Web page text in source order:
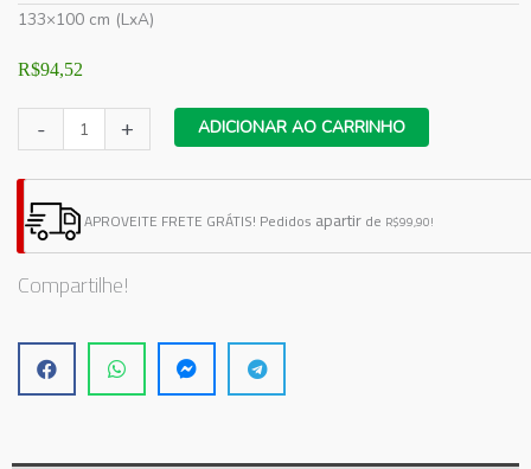
133×100 cm (LxA)
R$94,52
-
de
Parede
Safari
+ ADICIONAR AO CARRINHO
APROVEITE FRETE GRÁTIS! Pedidos apartirde R$99,90!
Compartilhe!